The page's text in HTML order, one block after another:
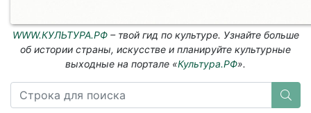
WWW.КУЛЬТУРА.РФ– твой гид по культуре. Узнайте больше
об истории страны, искусстве и планируйте культурные
выходные на портале «Культура.РФ».